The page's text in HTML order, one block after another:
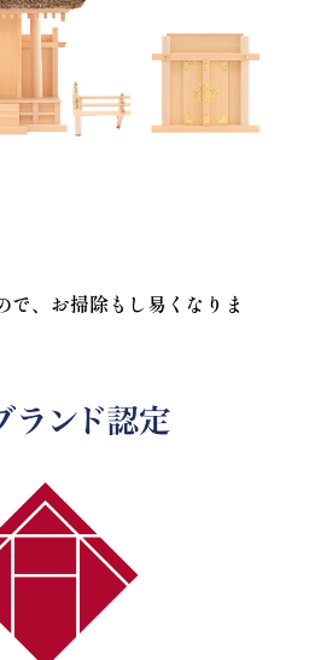
で、お掃除もし易くなりま